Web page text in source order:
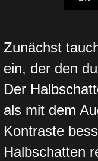
Zunächst
ein, der den
Der
als mit dem
Kontraste
Halbschatten